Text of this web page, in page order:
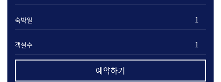
숙박일
객실수
예약하기